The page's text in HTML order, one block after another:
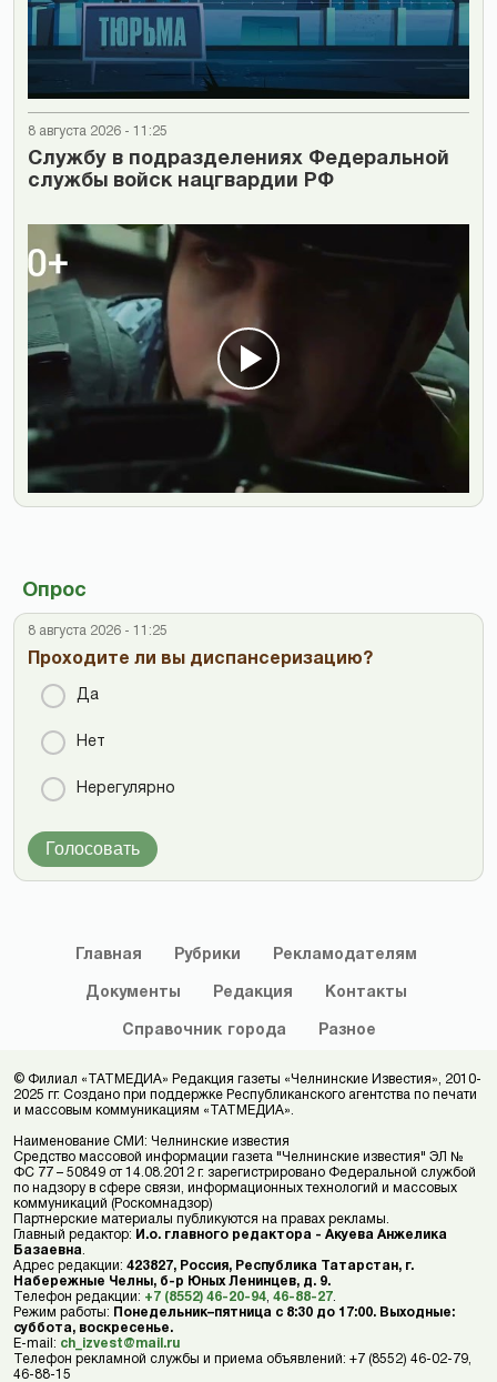
8 августа 2026 - 11:25
Cлужбу в подразделениях Федеральной
службы войск нацгвардии РФ
Опрос
8 августа 2026 - 11:25
Проходите ли вы диспансеризацию?
Да
Нет
Нерегулярно
Голосовать
Главная Рубрики Рекламодателям
Документы Редакция Контакты
Справочник города Разное
© Филиал «ТАТМЕДИА» Редакция газеты «Челнинские Известия», 2010-
2025 гг. Создано при поддержке Республиканского агентства по печати
и массовым коммуникациям «ТАТМЕДИА».
Наименование СМИ: Челнинские известия
Средство массовой информации газета "Челнинские известия" ЭЛ №
ФС 77 – 50849 от 14.08.2012 г. зарегистрировано Федеральной службой
по надзору в сфере связи, информационных технологий и массовых
коммуникаций (Роскомнадзор)
Партнерские материалы публикуются на правах рекламы.
Главный редактор: И.о. главного редактора - Акуева Анжелика
Базаевна.
Адрес редакции: 423827, Россия, Республика Татарстан, г.
Набережные Челны, б-р Юных Ленинцев, д. 9.
Телефон редакции: +7 (8552) 46-20-94, 46-88-27.
Режим работы:
Понедельник–пятница с 8:30 до 17:00. Выходные:
суббота, воскресенье.
E-mail: ch_izvest@mail.ru
Телефон рекламной службы и приема объявлений: +7 (8552) 46-02-79,
46-88-15